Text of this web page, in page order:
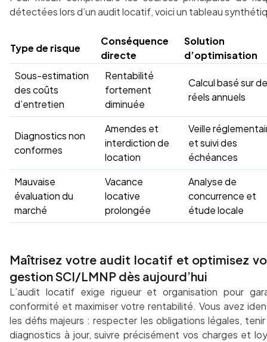
détectées lors d’un audit locatif, voici un tableau
Type de risque
Conséquence
directe
Solution
d’optimisation
Sous-estimation
des coûts
d’entretien
Rentabilité
fortement
diminuée
Calcul basé sur
réels annuels
Diagnostics non
conformes
Amendes et
interdiction de
location
Veille
et suivi des
échéances
Mauvaise
évaluation du
marché
Vacance
locative
prolongée
Analyse de
concurrence et
étude locale
Maîtrisez votre audit locatif et optimisez
gestion SCI/LMNP dès aujourd’hui
L’audit locatif exige rigueur et organisation pour
conformité et maximiser votre rentabilité. Vous avez
les défis majeurs : respecter les obligations légales,
diagnostics à jour, suivre précisément vos charges et